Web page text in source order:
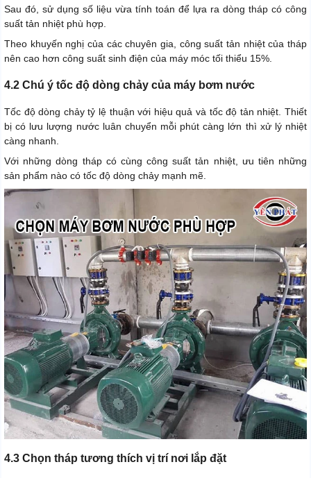
Sau đó, sử dụng số liệu vừa tính toán để lựa ra dòng tháp có công
suất tản nhiệt phù hợp.
Theo khuyến nghị của các chuyên gia, công suất tản nhiệt của tháp
nên cao hơn công suất sinh điện của máy móc tối thiểu 15%.
4.2 Chú ý tốc độ dòng chảy của máy bơm nước
Tốc độ dòng chảy tỷ lệ thuận với hiệu quả và tốc độ tản nhiệt. Thiết
bị có lưu lượng nước luân chuyển mỗi phút càng lớn thì xử lý nhiệt
càng nhanh.
Với những dòng tháp có cùng công suất tản nhiệt, ưu tiên những
sản phẩm nào có tốc độ dòng chảy mạnh mẽ.
4.3 Chọn tháp tương thích vị trí nơi lắp đặt